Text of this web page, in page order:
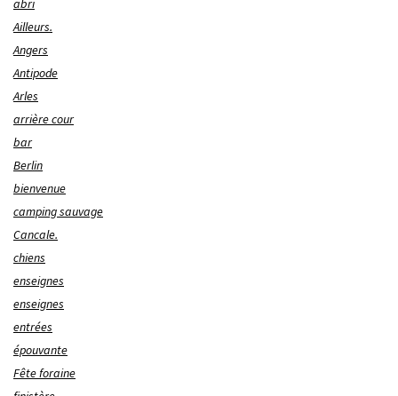
abri
Ailleurs.
Angers
Antipode
Arles
arrière cour
bar
Berlin
bienvenue
camping sauvage
Cancale.
chiens
enseignes
enseignes
entrées
épouvante
Fête foraine